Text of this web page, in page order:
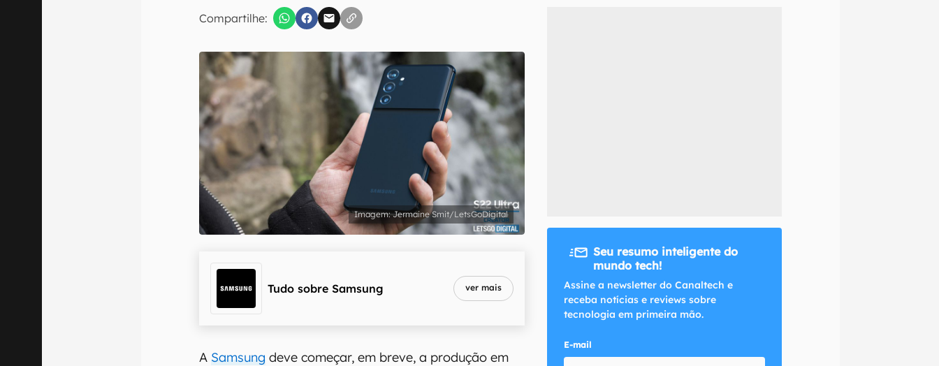
Compartilhe:
Confirmo que li, aceito e concordo com os Termos de Uso e Política de Privacidade do Canaltech.
Jermaine Smit/LetsGoDigital
Tudo sobre Samsung ver mais
A Samsung deve começar, em breve, a produção em
Seu resumo inteligente do
mundo tech!
Assine a newsletter do Canaltech e
receba notícias e reviews sobre
tecnologia em primeira mão.
E-mail